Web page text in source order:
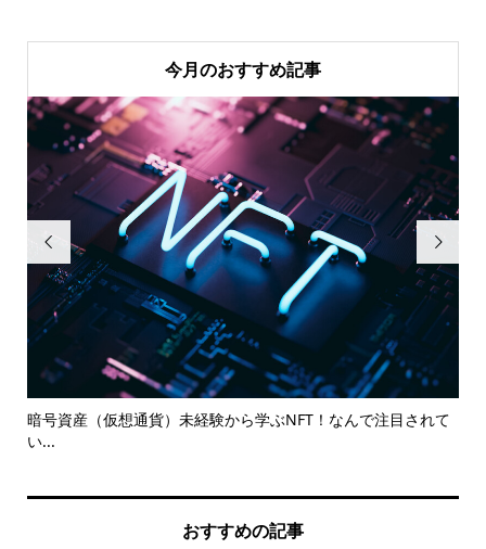
今月のおすすめ記事

暗号資産（仮想通貨）未経験から学ぶNFT！なんで注目されて
い...

おすすめの記事